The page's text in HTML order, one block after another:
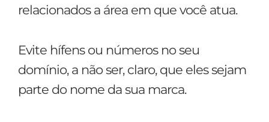
relacionados a área em que você atua.
Evite hífens ou números no seu
domínio, a não ser, claro, que eles sejam
parte do nome da sua marca.